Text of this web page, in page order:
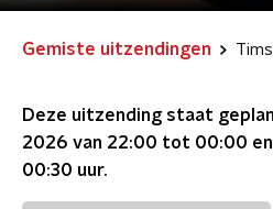
Gemiste uitzendingen
Deze uitzending staat
2026 van 22:00 tot 00:00
00:30 uur.